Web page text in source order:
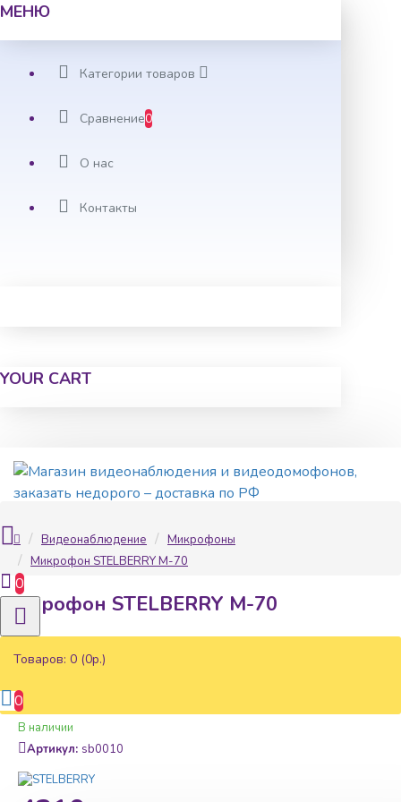
МЕНЮ
Категории товаров
Сравнение0
О нас
Контакты
YOUR CART
0
Товаров: 0 (0р.)
0
Видеонаблюдение
Микрофоны
Микрофон STELBERRY М-70
Микрофон STELBERRY М-70
Наличие:
В наличии
Артикул: sb0010